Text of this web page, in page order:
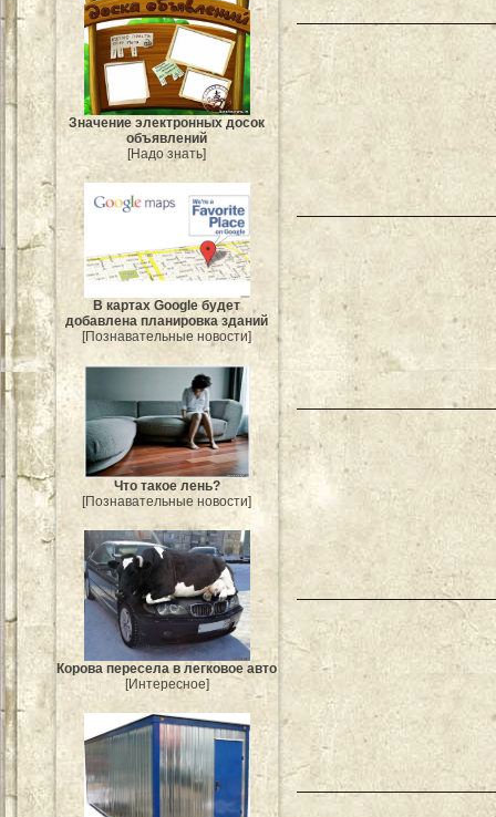
Значение электронных досок
объявлений
[Надо знать]
В картах Google будет
добавлена планировка зданий
[Познавательные новости]
Что такое лень?
[Познавательные новости]
Корова пересела в легковое авто
[Интересное]